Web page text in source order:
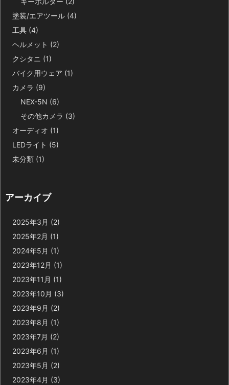
塗装/エアツール (4)
工具 (4)
ヘルメット (2)
クシタニ (1)
バイク用ウェア (1)
カメラ (9)
NEX-5N (6)
その他カメラ (3)
オーディオ (1)
LEDライト (5)
未分類 (1)
アーカイブ
2025年3月 (2)
2025年2月 (1)
2024年5月 (1)
2023年12月 (1)
2023年11月 (1)
2023年10月 (3)
2023年9月 (2)
2023年8月 (1)
2023年7月 (2)
2023年6月 (1)
2023年5月 (2)
2023年4月 (3)